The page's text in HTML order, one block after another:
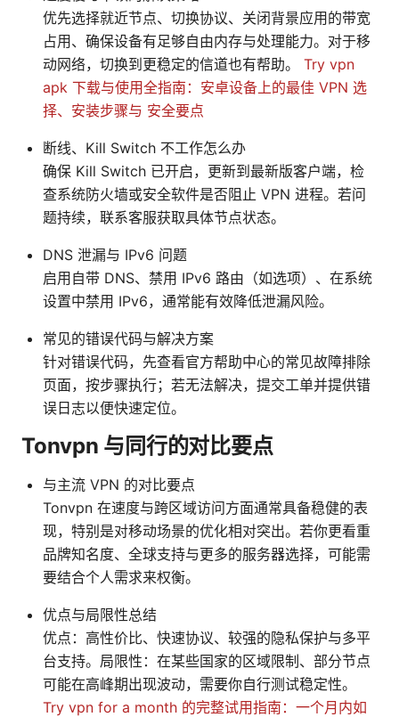
优先选择就近节点、切换协议、关闭背景应用的带宽
占用、确保设备有足够自由内存与处理能力。对于移
动网络，切换到更稳定的信道也有帮助。 Try vpn
apk 下载与使用全指南：安卓设备上的最佳 VPN 选
择、安装步骤与 安全要点
断线、Kill Switch 不工作怎么办
确保 Kill Switch 已开启，更新到最新版客户端，检
查系统防火墙或安全软件是否阻止 VPN 进程。若问
题持续，联系客服获取具体节点状态。
DNS 泄漏与 IPv6 问题
启用自带 DNS、禁用 IPv6 路由（如选项）、在系统
设置中禁用 IPv6，通常能有效降低泄漏风险。
常见的错误代码与解决方案
针对错误代码，先查看官方帮助中心的常见故障排除
页面，按步骤执行；若无法解决，提交工单并提供错
误日志以便快速定位。
Tonvpn 与同行的对比要点
与主流 VPN 的对比要点
Tonvpn 在速度与跨区域访问方面通常具备稳健的表
现，特别是对移动场景的优化相对突出。若你更看重
品牌知名度、全球支持与更多的服务器选择，可能需
要结合个人需求来权衡。
优点与局限性总结
优点：高性价比、快速协议、较强的隐私保护与多平
台支持。局限性：在某些国家的区域限制、部分节点
可能在高峰期出现波动，需要你自行测试稳定性。
Try vpn for a month 的完整试用指南：一个月内如